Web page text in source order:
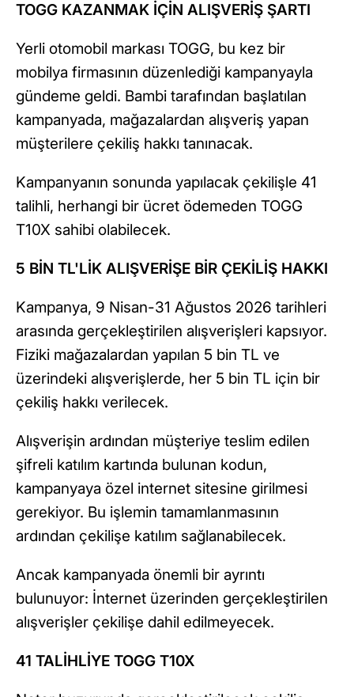
TOGG KAZANMAK İÇİN ALIŞVERİŞ ŞARTI
Yerli otomobil markası TOGG, bu kez bir
mobilya firmasının düzenlediği kampanyayla
gündeme geldi. Bambi tarafından başlatılan
kampanyada, mağazalardan alışveriş yapan
müşterilere çekiliş hakkı tanınacak.
Kampanyanın sonunda yapılacak çekilişle 41
talihli, herhangi bir ücret ödemeden TOGG
T10X sahibi olabilecek.
5 BİN TL'LİK ALIŞVERİŞE BİR ÇEKİLİŞ HAKKI
Kampanya, 9 Nisan-31 Ağustos 2026 tarihleri
arasında gerçekleştirilen alışverişleri kapsıyor.
Fiziki mağazalardan yapılan 5 bin TL ve
üzerindeki alışverişlerde, her 5 bin TL için bir
çekiliş hakkı verilecek.
Alışverişin ardından müşteriye teslim edilen
şifreli katılım kartında bulunan kodun,
kampanyaya özel internet sitesine girilmesi
gerekiyor. Bu işlemin tamamlanmasının
ardından çekilişe katılım sağlanabilecek.
Ancak kampanyada önemli bir ayrıntı
bulunuyor: İnternet üzerinden gerçekleştirilen
alışverişler çekilişe dahil edilmeyecek.
41 TALİHLİYE TOGG T10X